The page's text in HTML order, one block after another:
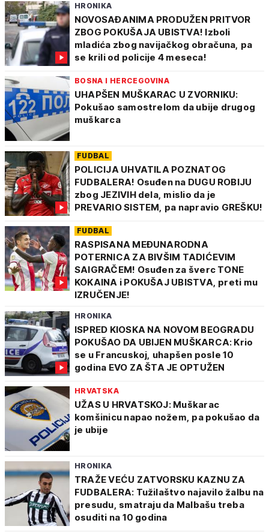
HRONIKA
NOVOSAĐANIMA PRODUŽEN PRITVOR
ZBOG POKUŠAJA UBISTVA! Izboli
mladića zbog navijačkog obračuna, pa
se krili od policije 4 meseca!
BOSNA I HERCEGOVINA
UHAPŠEN MUŠKARAC U ZVORNIKU:
Pokušao samostrelom da ubije drugog
muškarca
FUDBAL
POLICIJA UHVATILA POZNATOG
FUDBALERA! Osuđen na DUGU ROBIJU
zbog JEZIVIH dela, mislio da je
PREVARIO SISTEM, pa napravio GREŠKU!
FUDBAL
RASPISANA MEĐUNARODNA
POTERNICA ZA BIVŠIM TADIĆEVIM
SAIGRAČEM! Osuđen za šverc TONE
KOKAINA i POKUŠAJ UBISTVA, preti mu
IZRUČENJE!
HRONIKA
ISPRED KIOSKA NA NOVOM BEOGRADU
POKUŠAO DA UBIJEN MUŠKARCA: Krio
se u Francuskoj, uhapšen posle 10
godina EVO ZA ŠTA JE OPTUŽEN
HRVATSKA
UŽAS U HRVATSKOJ: Muškarac
komšinicu napao nožem, pa pokušao da
je ubije
HRONIKA
TRAŽE VEĆU ZATVORSKU KAZNU ZA
FUDBALERA: Tužilaštvo najavilo žalbu na
presudu, smatraju da Malbašu treba
osuditi na 10 godina